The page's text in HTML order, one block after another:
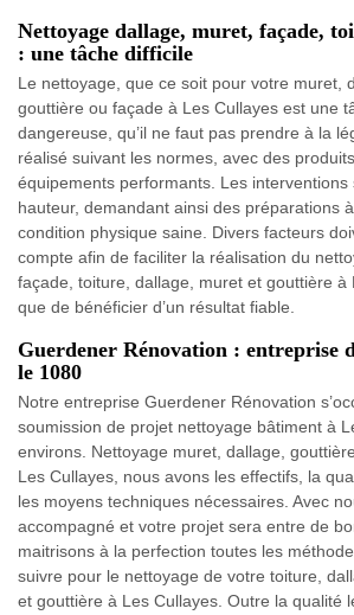
Nettoyage dallage, muret, façade,
: une tâche difficile
Le nettoyage, que ce soit pour votre muret,
gouttière ou façade à Les Cullayes est une
dangereuse, qu’il ne faut pas prendre à la
réalisé suivant les normes, avec des
équipements performants. Les interventions
hauteur, demandant ainsi des préparations
condition physique saine. Divers facteurs
compte afin de faciliter la réalisation du
façade, toiture, dallage, muret et gouttière à
que de bénéficier d’un résultat fiable.
Guerdener Rénovation : entreprise
le 1080
Notre entreprise Guerdener Rénovation
soumission de projet nettoyage bâtiment à
environs. Nettoyage muret, dallage,
Les Cullayes, nous avons les effectifs, la
les moyens techniques nécessaires. Avec
accompagné et votre projet sera entre de
maitrisons à la perfection toutes les
suivre pour le nettoyage de votre toiture,
et gouttière à Les Cullayes. Outre la qualité